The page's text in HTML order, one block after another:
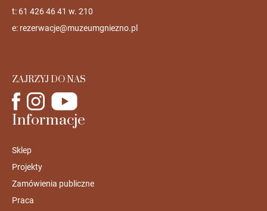
t: 61 426 46 41 w. 210
e: rezerwacje@muzeumgniezno.pl
ZAJRZYJ DO NAS
Informacje
Sklep
Projekty
Zamówienia publiczne
Praca